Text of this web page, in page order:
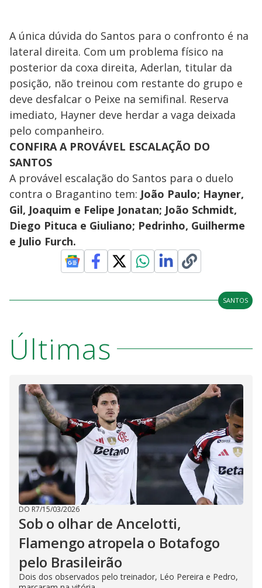
A única dúvida do Santos para o confronto é na
lateral direita. Com um problema físico na
posterior da coxa direita, Aderlan, titular da
posição, não treinou com restante do grupo e
deve desfalcar o Peixe na semifinal. Reserva
imediato, Hayner deve herdar a vaga deixada
pelo companheiro.
CONFIRA A PROVÁVEL ESCALAÇÃO DO
SANTOS
A provável escalação do Santos para o duelo
contra o Bragantino tem: João Paulo; Hayner,
Gil, Joaquim e Felipe Jonatan; João Schmidt,
Diego Pituca e Giuliano; Pedrinho, Guilherme
e Julio Furch.
SANTOS
Últimas
DO R7/15/03/2026
Sob o olhar de Ancelotti,
Flamengo atropela o Botafogo
pelo Brasileirão
Dois dos observados pelo treinador, Léo Pereira e Pedro,